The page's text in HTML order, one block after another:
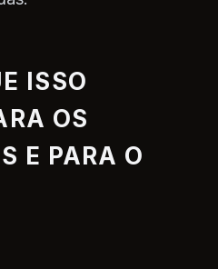
ISSO
OS
E PARA O